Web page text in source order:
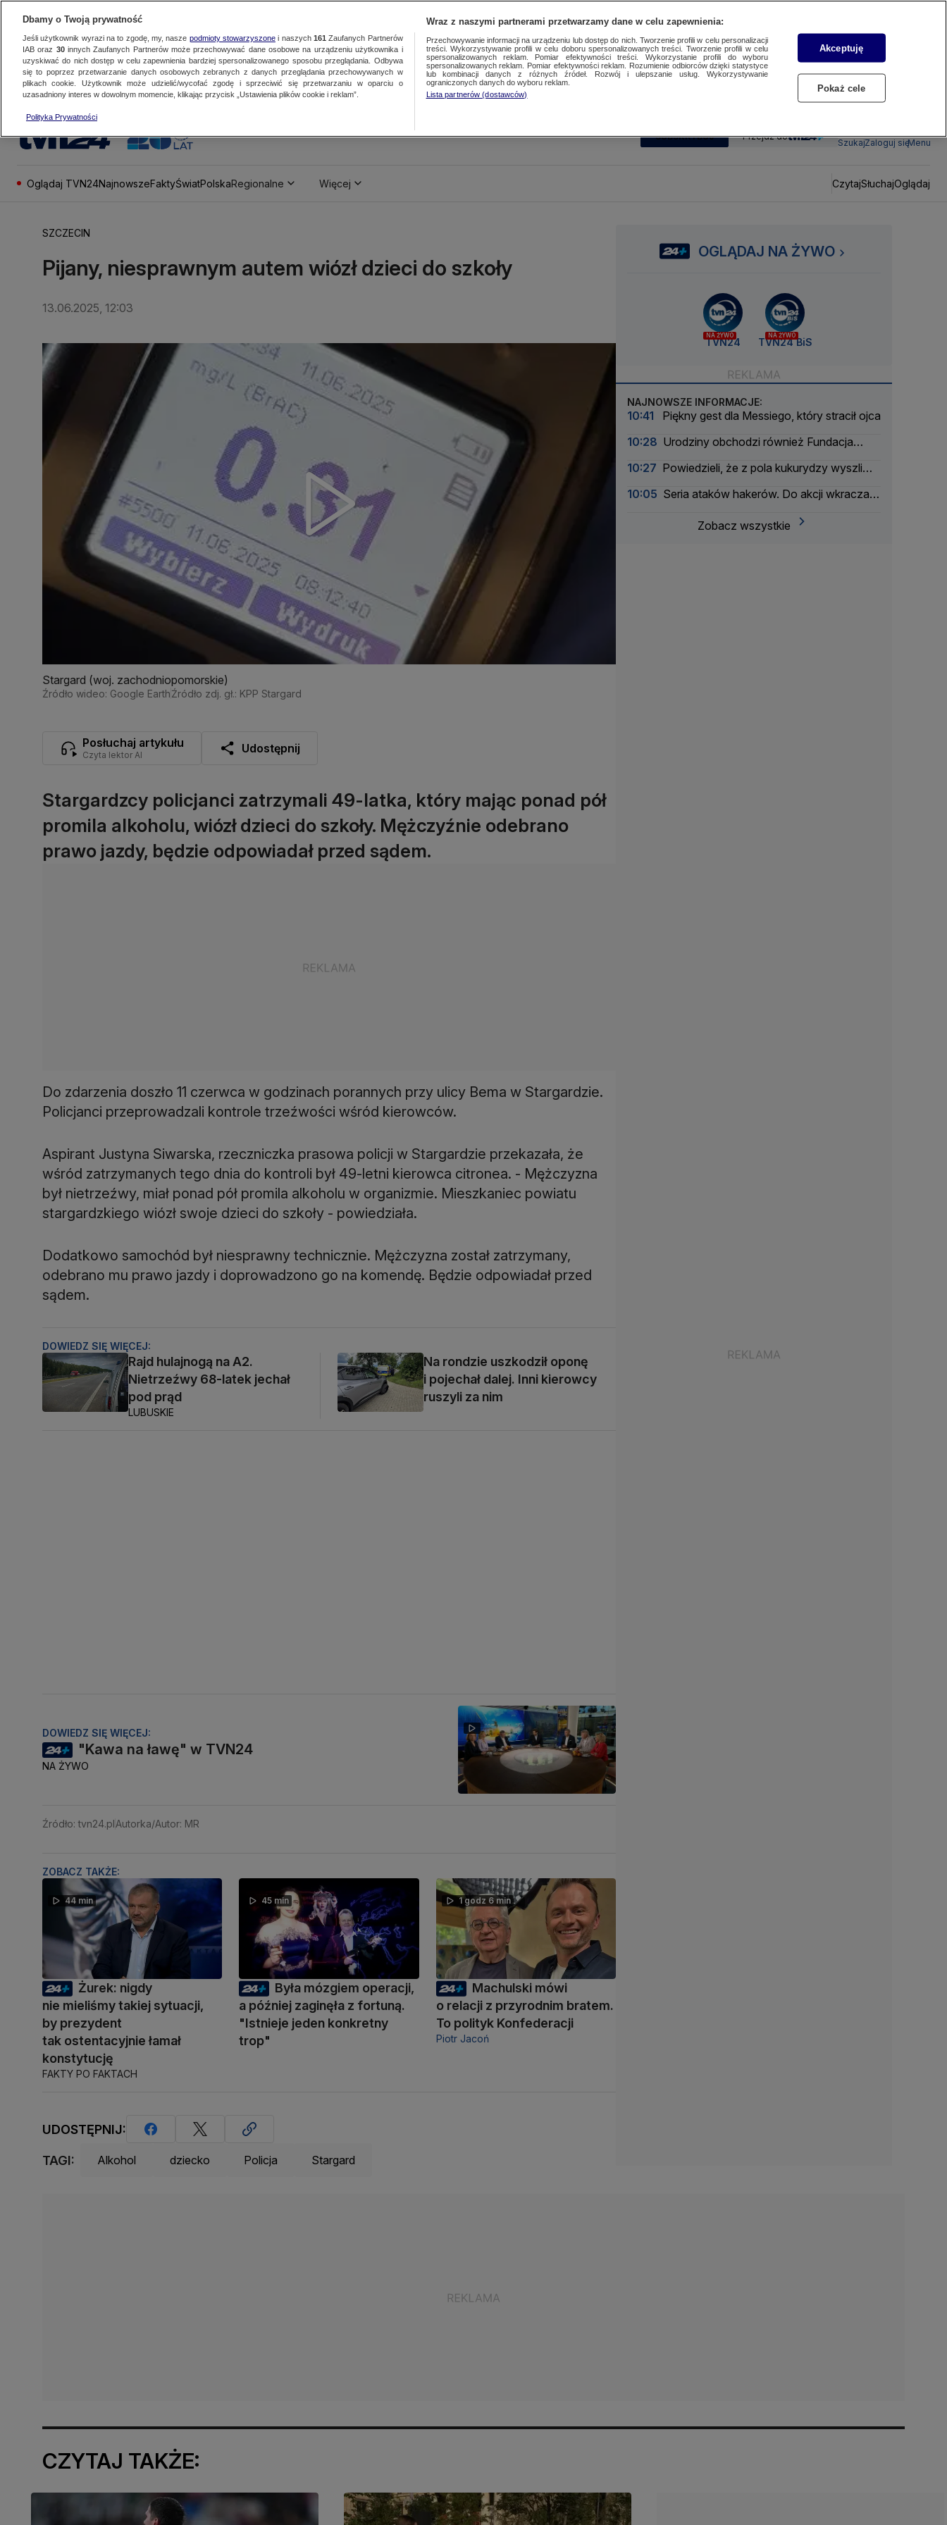
SUBSKRYBUJ Przejdź do
SzukajZaloguj sięMenu
Oglądaj TVN24NajnowszeFaktyŚwiatPolskaRegionalne Więcej CzytajSłuchajOglądaj
SZCZECIN
Pijany, niesprawnym autem wiózł dzieci do szkoły
13.06.2025, 12:03
Stargard (woj. zachodniopomorskie)
Źródło wideo: Google EarthŹródło zdj. gł.: KPP Stargard
Posłuchaj artykułu
Czyta lektor AI Udostępnij
Stargardzcy policjanci zatrzymali 49-latka, który mając ponad pół
promila alkoholu, wiózł dzieci do szkoły. Mężczyźnie odebrano
prawo jazdy, będzie odpowiadał przed sądem.
Do zdarzenia doszło 11 czerwca w godzinach porannych przy ulicy Bema w Stargardzie.
Policjanci przeprowadzali kontrole trzeźwości wśród kierowców.
Aspirant Justyna Siwarska, rzeczniczka prasowa policji w Stargardzie przekazała, że
wśród zatrzymanych tego dnia do kontroli był 49-letni kierowca citronea. - Mężczyzna
był nietrzeźwy, miał ponad pół promila alkoholu w organizmie. Mieszkaniec powiatu
stargardzkiego wiózł swoje dzieci do szkoły - powiedziała.
Dodatkowo samochód był niesprawny technicznie. Mężczyzna został zatrzymany,
odebrano mu prawo jazdy i doprowadzono go na komendę. Będzie odpowiadał przed
sądem.
DOWIEDZ SIĘ WIĘCEJ:
Rajd hulajnogą na A2.
Nietrzeźwy 68-latek jechał
pod prąd
LUBUSKIE
Na rondzie uszkodził oponę
i pojechał dalej. Inni kierowcy
ruszyli za nim
DOWIEDZ SIĘ WIĘCEJ:
"Kawa na ławę" w TVN24
NA ŻYWO
Źródło: tvn24.plAutorka/Autor: MR
ZOBACZ TAKŻE:
44 min
Żurek: nigdy
nie mieliśmy takiej sytuacji,
by prezydent
tak ostentacyjnie łamał
konstytucję
FAKTY PO FAKTACH
45 min
Była mózgiem operacji,
a później zaginęła z fortuną.
"Istnieje jeden konkretny
trop"
1 godz 6 min
Machulski mówi
o relacji z przyrodnim bratem.
To polityk Konfederacji
Piotr Jacoń
UDOSTĘPNIJ:
TAGI: Alkohol dziecko Policja Stargard
OGLĄDAJ NA ŻYWO
NA ŻYWO
TVN24
NA ŻYWO
TVN24 BiS
NAJNOWSZE INFORMACJE:
10:41
Piękny gest dla Messiego, który stracił ojca
10:28 Urodziny obchodzi również Fundacja
10:27 Powiedzieli, że z pola kukurydzy wyszli
10:05 Seria ataków hakerów. Do akcji wkracza
Zobacz wszystkie
CZYTAJ TAKŻE:
Dbamy o Twoją prywatność
Jeśli użytkownik wyrazi na to zgodę, my, nasze podmioty stowarzyszonei naszych 161 Zaufanych Partnerów
IAB oraz 30innych Zaufanych Partnerów może przechowywać dane osobowe na urządzeniu użytkownika i
uzyskiwać do nich dostęp w celu zapewnienia bardziej spersonalizowanego sposobu przeglądania. Odbywa
się to poprzez przetwarzanie danych osobowych zebranych z danych przeglądania przechowywanych w
plikach cookie. Użytkownik może udzielić/wycofać zgodę i sprzeciwić się przetwarzaniu w oparciu o
uzasadniony interes w dowolnym momencie, klikając przycisk „Ustawienia plików cookie i reklam”.
Polityka Prywatności
Wraz z naszymi partnerami przetwarzamy dane w celu zapewnienia:
Przechowywanie informacji na urządzeniu lub dostęp do nich. Tworzenie profili w celu personalizacji
treści. Wykorzystywanie profili w celu doboru spersonalizowanych treści. Tworzenie profili w celu
spersonalizowanych reklam. Pomiar efektywności treści. Wykorzystanie profili do wyboru
spersonalizowanych reklam. Pomiar efektywności reklam. Rozumienie odbiorców dzięki statystyce
lub kombinacji danych z różnych źródeł. Rozwój i ulepszanie usług. Wykorzystywanie
ograniczonych danych do wyboru reklam.
Lista partnerów (dostawców)
Akceptuję
Pokaż cele